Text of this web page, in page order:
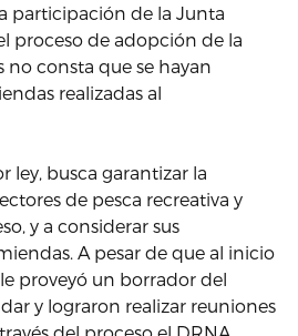
participación de la Junta
proceso de adopción de la
consta que se hayan
realizadas al
ley, busca garantizar la
de pesca recreativa y
y a considerar sus
A pesar de que al inicio
proveyó un borrador del
y lograron realizar reuniones